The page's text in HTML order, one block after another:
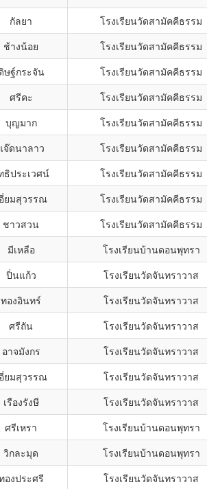
กัลยา โรงเรียนวัดสามัคคีธรรม
ช้างน้อย โรงเรียนวัดสามัคคีธรรม
ษฐ์กระจัน โรงเรียนวัดสามัคคีธรรม
ศรีคะ โรงเรียนวัดสามัคคีธรรม
บุญมาก โรงเรียนวัดสามัคคีธรรม
จ๊ดนาลาว โรงเรียนวัดสามัคคีธรรม
ธิประเวศน์ โรงเรียนวัดสามัคคีธรรม
ยมสุวรรณ โรงเรียนวัดสามัคคีธรรม
ชาวสวน โรงเรียนวัดสามัคคีธรรม
มีเหลือ โรงเรียนบ้านดอนพุทรา
ปิ่นแก้ว โรงเรียนวัดจันทราวาส
ทองอินทร์ โรงเรียนวัดจันทราวาส
ศรีถัน โรงเรียนวัดจันทราวาส
อาจมังกร โรงเรียนวัดจันทราวาส
ยมสุวรรณ โรงเรียนวัดจันทราวาส
เรืองรังษี โรงเรียนวัดจันทราวาส
ศรีเหรา โรงเรียนบ้านดอนพุทรา
วิกละมุด โรงเรียนบ้านดอนพุทรา
องประศรี โรงเรียนวัดจันทราวาส